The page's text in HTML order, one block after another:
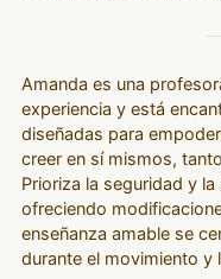
Amanda es una
experiencia y está
diseñadas para
creer en sí mismos,
Prioriza la seguridad y
ofreciendo
enseñanza amable se
durante el movimiento y